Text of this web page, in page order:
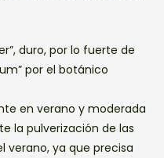
duro, por lo fuerte de
por el botánico
en verano y moderada
la pulverización de las
verano, ya que precisa